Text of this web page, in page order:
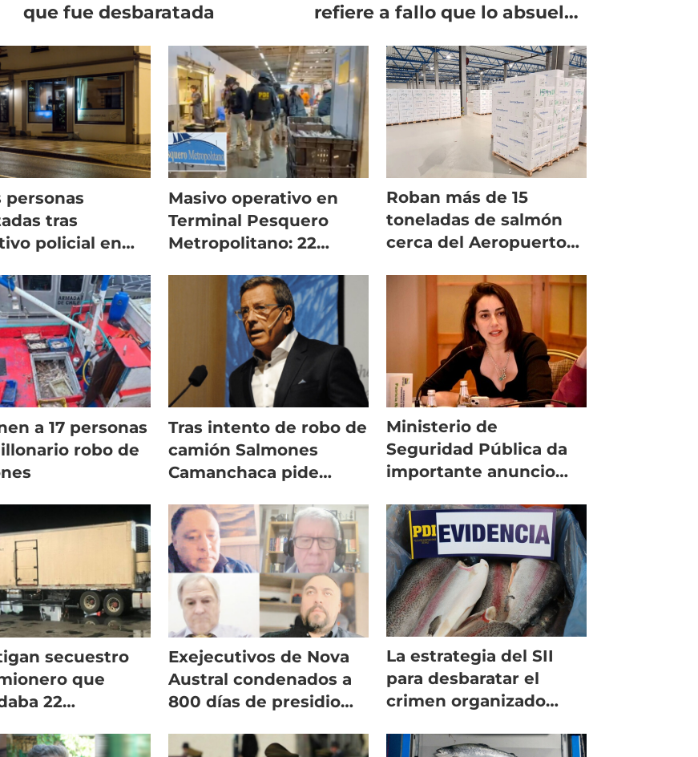
que fue desbaratada
refiere a fallo que lo absuelve
personas
tras
policial en
Masivo operativo en
Terminal Pesquero
Metropolitano: 22
Roban más de 15
toneladas de salmón
cerca del Aeropuerto
a 17 personas
robo de
Tras intento de robo de
camión Salmones
Camanchaca pide
organizado
Ministerio de
Seguridad Pública da
importante anuncio
robos de salmón
secuestro
que
22
Exejecutivos de Nova
Austral condenados a
800 días de presidio
libertad
La estrategia del SII
para desbaratar el
crimen organizado